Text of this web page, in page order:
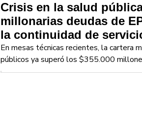
Crisis en la salud
millonarias deudas de
la continuidad de
En mesas técnicas recientes, la cartera
públicos ya superó los $355.000